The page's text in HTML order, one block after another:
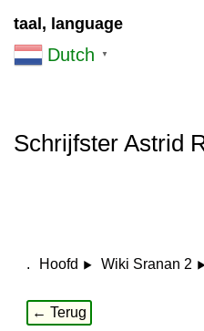
taal, language
Dutch ▼
Schrijfster Astrid
. Hoofd Wiki Sranan 2
← Terug